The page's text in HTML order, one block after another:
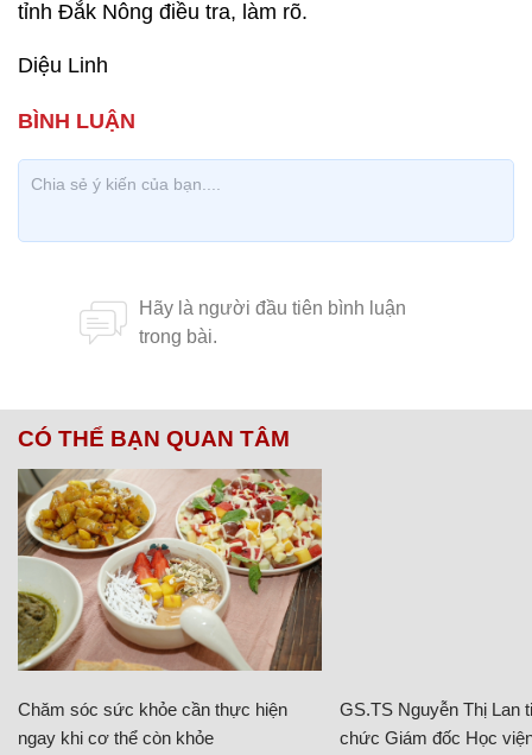
tỉnh Đắk Nông điều tra, làm rõ.
Diệu Linh
CÓ THỂ BẠN QUAN TÂM
Chăm sóc sức khỏe cần thực hiện
ngay khi cơ thể còn khỏe
GS.TS Nguyễn Thị Lan
chức Giám đốc Học